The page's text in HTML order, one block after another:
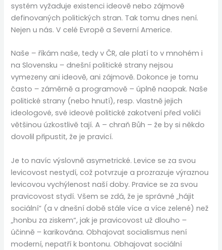
systém vyžaduje existenci ideově nebo zájmově
definovaných politických stran. Tak tomu dnes není.
Nejen u nás. V celé Evropě a Severní Americe.
Naše – říkám naše, tedy v ČR, ale platí to v mnohém i
na Slovensku – dnešní politické strany nejsou
vymezeny ani ideově, ani zájmově. Dokonce je tomu
často – záměrně a programově – úplně naopak. Naše
politické strany (nebo hnutí), resp. vlastně jejich
ideologové, své ideové politické zakotvení před voliči
většinou úzkostlivě tají. A – chraň Bůh – že by si někdo
dovolil připustit, že je pravicí.
Je to navíc výslovně asymetrické. Levice se za svou
levicovost nestydí, což potvrzuje a prozrazuje výraznou
levicovou vychýlenost naší doby. Pravice se za svou
pravicovost stydí. Všem se zdá, že je správné „hájit
sociální“ (a v dnešní době stále více a více zelené) než
„honbu za ziskem“, jak je pravicovost už dlouho –
účinně – karikována. Obhajovat socialismus není
moderní, nepatří k bontonu. Obhajovat sociální